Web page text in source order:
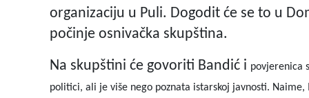
organizaciju u Puli. Dogodit će se to u
počinje osnivačka skupština.
Na skupštini će govoriti Bandić i povjerenica
politici, ali je više nego poznata istarskoj javnosti.